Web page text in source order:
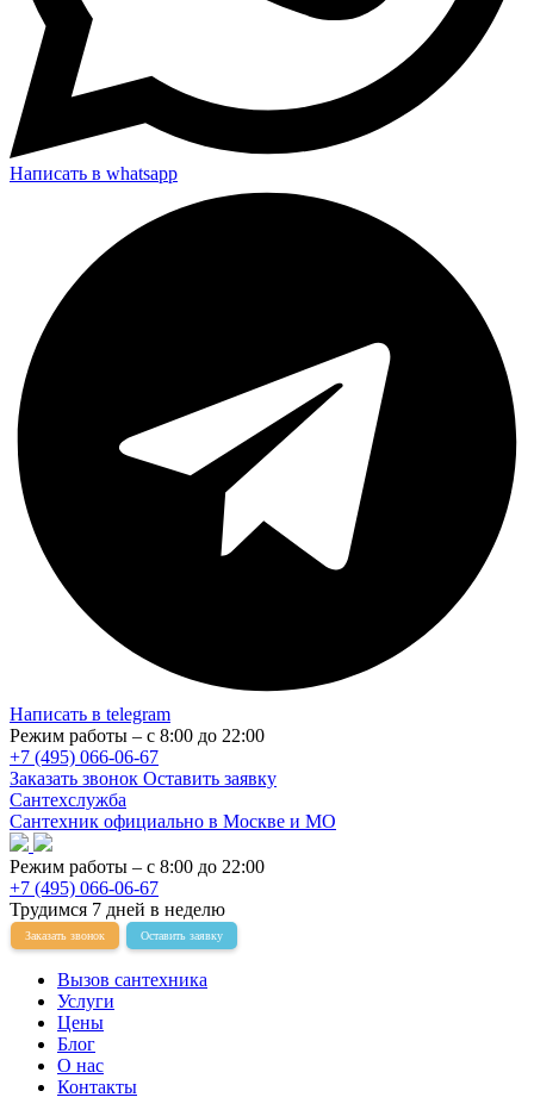
Написать в whatsapp
Написать в telegram
Режим работы – с 8:00 до 22:00
+7 (495) 066-06-67
Заказать звонок Оставить заявку
Сантехслужба
Сантехник официально в Москве и МО
Режим работы – с 8:00 до 22:00
+7 (495) 066-06-67
Трудимся 7 дней в неделю
Заказать звонок Оставить заявку
Вызов сантехника
Услуги
Цены
Блог
О нас
Контакты